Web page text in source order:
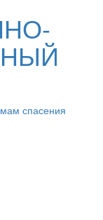
спасения